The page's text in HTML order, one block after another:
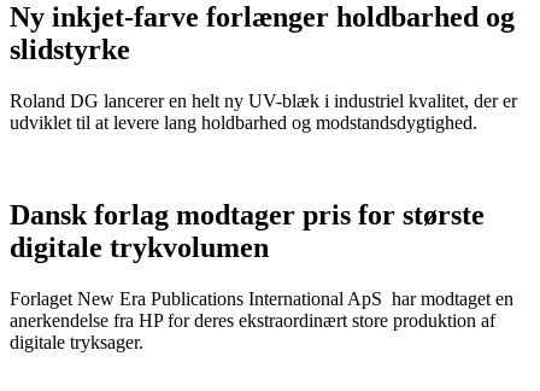
Ny inkjet-farve forlænger holdbarhed og
slidstyrke
Roland DG lancerer en helt ny UV-blæk i industriel kvalitet, der er
udviklet til at levere lang holdbarhed og modstandsdygtighed.
Dansk forlag modtager pris for største
digitale trykvolumen
Forlaget New Era Publications International ApS har modtaget en
anerkendelse fra HP for deres ekstraordinært store produktion af
digitale tryksager.